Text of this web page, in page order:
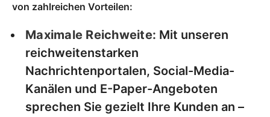
von zahlreichen Vorteilen:
Maximale Reichweite: Mit unseren
reichweitenstarken
Nachrichtenportalen, Social-Media-
Kanälen und E-Paper-Angeboten
sprechen Sie gezielt Ihre Kunden an –